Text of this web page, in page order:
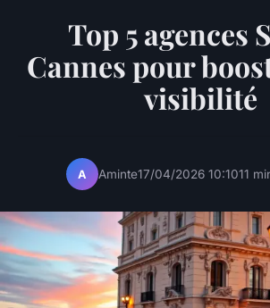
Top 5 agences
Cannes pour
visibilité
A Aminte17/04/2026 10:1011